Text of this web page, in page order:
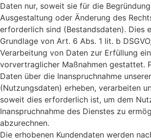
Daten nur, soweit sie für die
Ausgestaltung oder Änderung des
erforderlich sind (Bestandsdaten). Dies
Grundlage von Art. 6 Abs. 1 lit. b
Verarbeitung von Daten zur Erfüllung
vorvertraglicher Maßnahmen gestattet.
Daten über die Inanspruchnahme
(Nutzungsdaten) erheben, verarbeiten
soweit dies erforderlich ist, um dem
Inanspruchnahme des Dienstes zu
abzurechnen.
Die erhobenen Kundendaten werden